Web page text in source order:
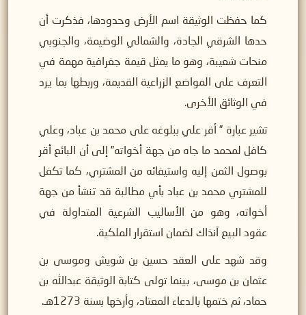
كما حفظت الوثيقة اسم الأرض وحدودها، فذكرت أن
حدها الشرقي الجادة، والشمالي الوضيمة، والجنوبي
منحات شعيبة، وهو ما يمثل قيمة جغرافية مهمة في
التعرف على المواضع الزراعية القديمة، وربطها بما يرد
في الوثائق الأخرى.
تشير عبارة ” أقر علي ببلوغه على محمد بن عباد، وعلي
كافل لمحمد ما جاه من جهة أخواته” إلى أن البائع أقر
بوصول الثمن إليه واستيفائه من المشتري، كما تكفل
للمشتري محمد بن عباد بأي مطالبة قد تنشأ من جهة
أخواته، وهو من الأساليب الشرعية المتداولة في
عقود البيع آنذاك لضمان استقرار الملكية.
وقد شهد على العقد حسين بن شويش وموسى بن
عثمان بن موسى، بينما تولى كتابة الوثيقة عبدالله بن
حماد، ثم ختمها بالدعاء المعتاد، وأرخها بسنة 1273هـ.